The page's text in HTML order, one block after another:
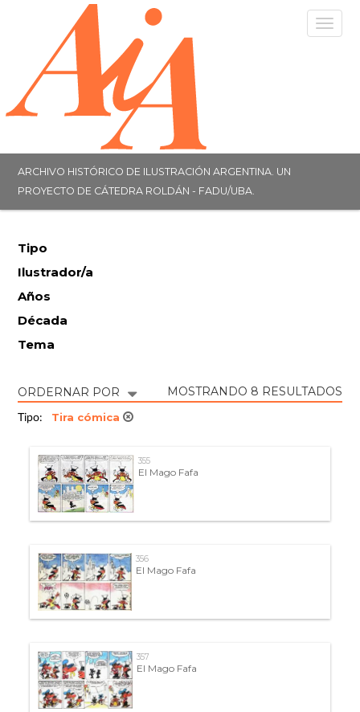
ARCHIVO HISTÓRICO DE ILUSTRACIÓN ARGENTINA. UN
PROYECTO DE CÁTEDRA ROLDÁN - FADU/UBA.
Tipo
Ilustrador/a
Años
Década
Tema
ORDERNAR POR MOSTRANDO 8 RESULTADOS
Tipo: Tira cómica
355
El Mago Fafa
356
El Mago Fafa
357
El Mago Fafa